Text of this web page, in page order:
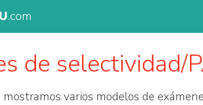
.com
de selectividad/
varios modelos de